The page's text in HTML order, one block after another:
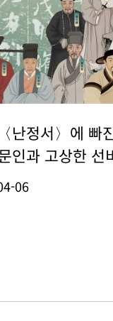
난정서〉에 빠
인과 고상한 선
06